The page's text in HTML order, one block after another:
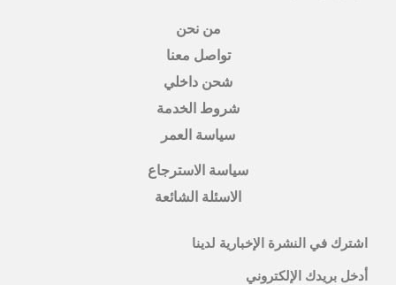
من نحن
تواصل معنا
شحن داخلي
شروط الخدمة
سياسة العمر
سياسة الاسترجاع
الاسئلة الشائعة
اشترك في النشرة الإخبارية لدينا
أدخل بريدك الإلكتروني